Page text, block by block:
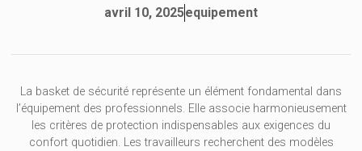
avril 10, 2025equipement
La basket de sécurité représente un élément fondamental dans
l’équipement des professionnels. Elle associe harmonieusement
les critères de protection indispensables aux exigences du
confort quotidien. Les travailleurs recherchent des modèles